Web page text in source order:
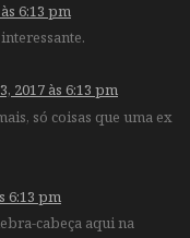
6:13 pm
2017 às 6:13 pm
só coisas que uma ex
6:13 pm
cabeça aqui na